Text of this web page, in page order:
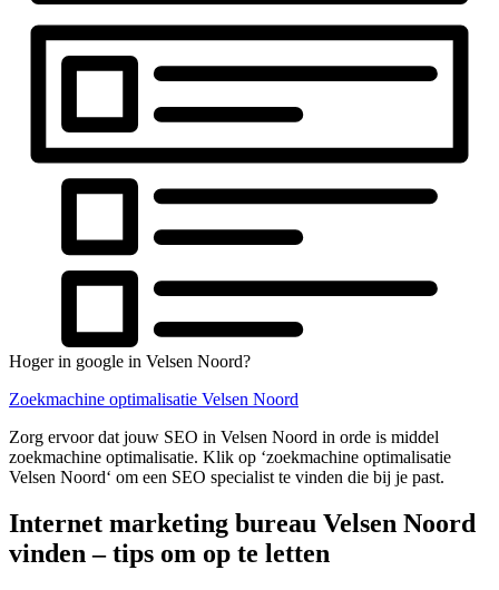
Hoger in google in Velsen Noord?
Zoekmachine optimalisatie Velsen Noord
Zorg ervoor dat jouw SEO in Velsen Noord in orde is middel
zoekmachine optimalisatie. Klik op ‘zoekmachine optimalisatie
Velsen Noord‘ om een SEO specialist te vinden die bij je past.
Internet marketing bureau Velsen Noord
vinden – tips om op te letten